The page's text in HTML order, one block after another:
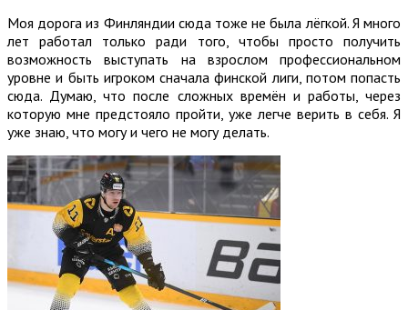
Моя дорога из Финляндии сюда тоже не была лёгкой. Я много
лет работал только ради того, чтобы просто получить
возможность выступать на взрослом профессиональном
уровне и быть игроком сначала финской лиги, потом попасть
сюда. Думаю, что после сложных времён и работы, через
которую мне предстояло пройти, уже легче верить в себя. Я
уже знаю, что могу и чего не могу делать.